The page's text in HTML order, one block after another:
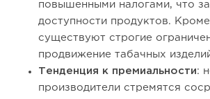
повышенными налогами, что
доступности продуктов. Кроме
существуют строгие
продвижение табачных
Тенденция к премиальности:
производители стремятся